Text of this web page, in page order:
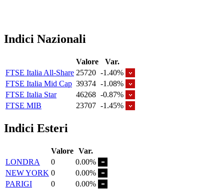
Indici Nazionali
Valore
Var.
FTSE Italia All-Share 25720 -1.40%
FTSE Italia Mid Cap 39374 -1.08%
FTSE Italia Star
46268 -0.87%
FTSE MIB
23707 -1.45%
Indici Esteri
Valore Var.
LONDRA
0
0.00%
NEW YORK 0
0.00%
PARIGI
0
0.00%